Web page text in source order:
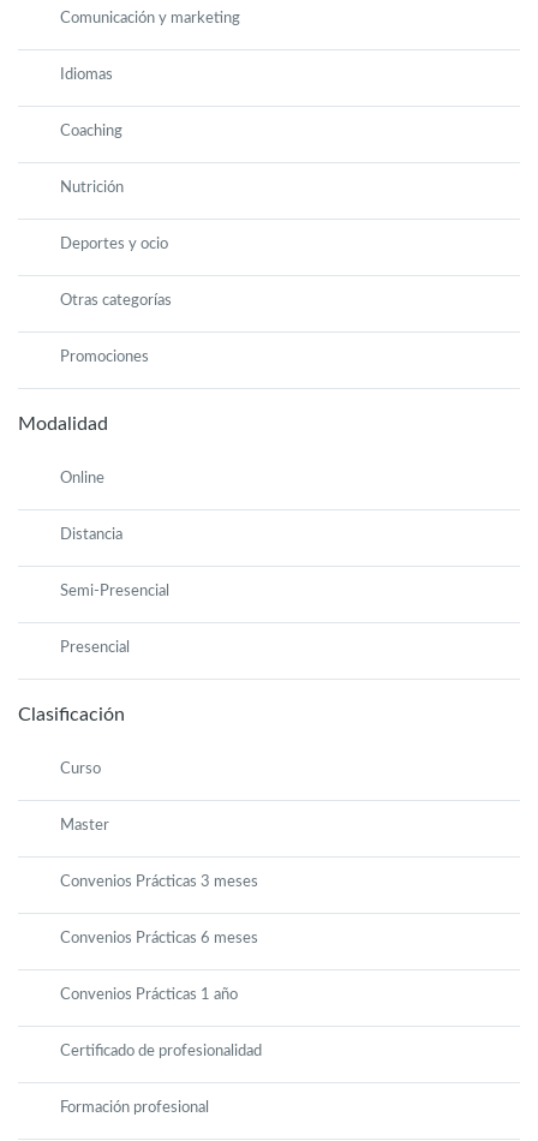
Comunicación y marketing
Idiomas
Coaching
Nutrición
Deportes y ocio
Otras categorías
Promociones
Modalidad
Online
Distancia
Semi-Presencial
Presencial
Clasificación
Curso
Master
Convenios Prácticas 3 meses
Convenios Prácticas 6 meses
Convenios Prácticas 1 año
Certificado de profesionalidad
Formación profesional